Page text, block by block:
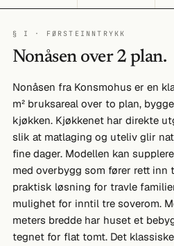
§ I · FØRSTEINNTRYKK
Nonåsen over 2 plan.
Nonåsen fra Konsmohus er en
m² bruksareal over to plan,
kjøkken. Kjøkkenet har direkte
slik at matlaging og uteliv glir
fine dager. Modellen kan
med overbygg som fører rett
praktisk løsning for travle
mulighet for inntil tre soverom.
meters bredde har huset et
tegnet for flat tomt. Det